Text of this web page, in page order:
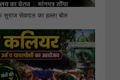
सुराज सेवादल का हल्ला बोल